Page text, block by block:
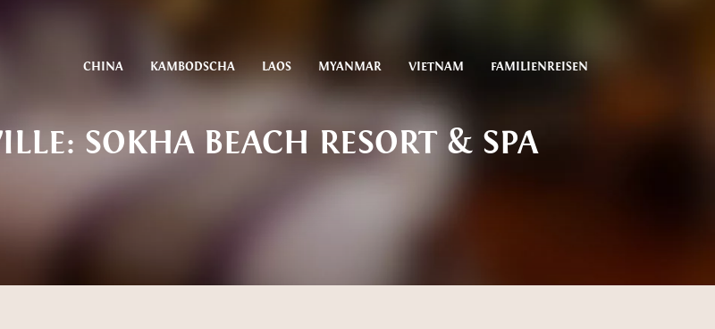
CHINA KAMBODSCHA LAOS MYANMAR VIETNAM FAMILIENREISEN
SOKHA BEACH RESORT & SPA